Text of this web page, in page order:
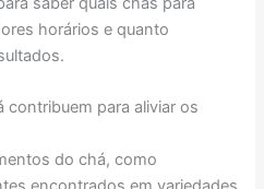
horários e quanto
para aliviar os
do chá, como